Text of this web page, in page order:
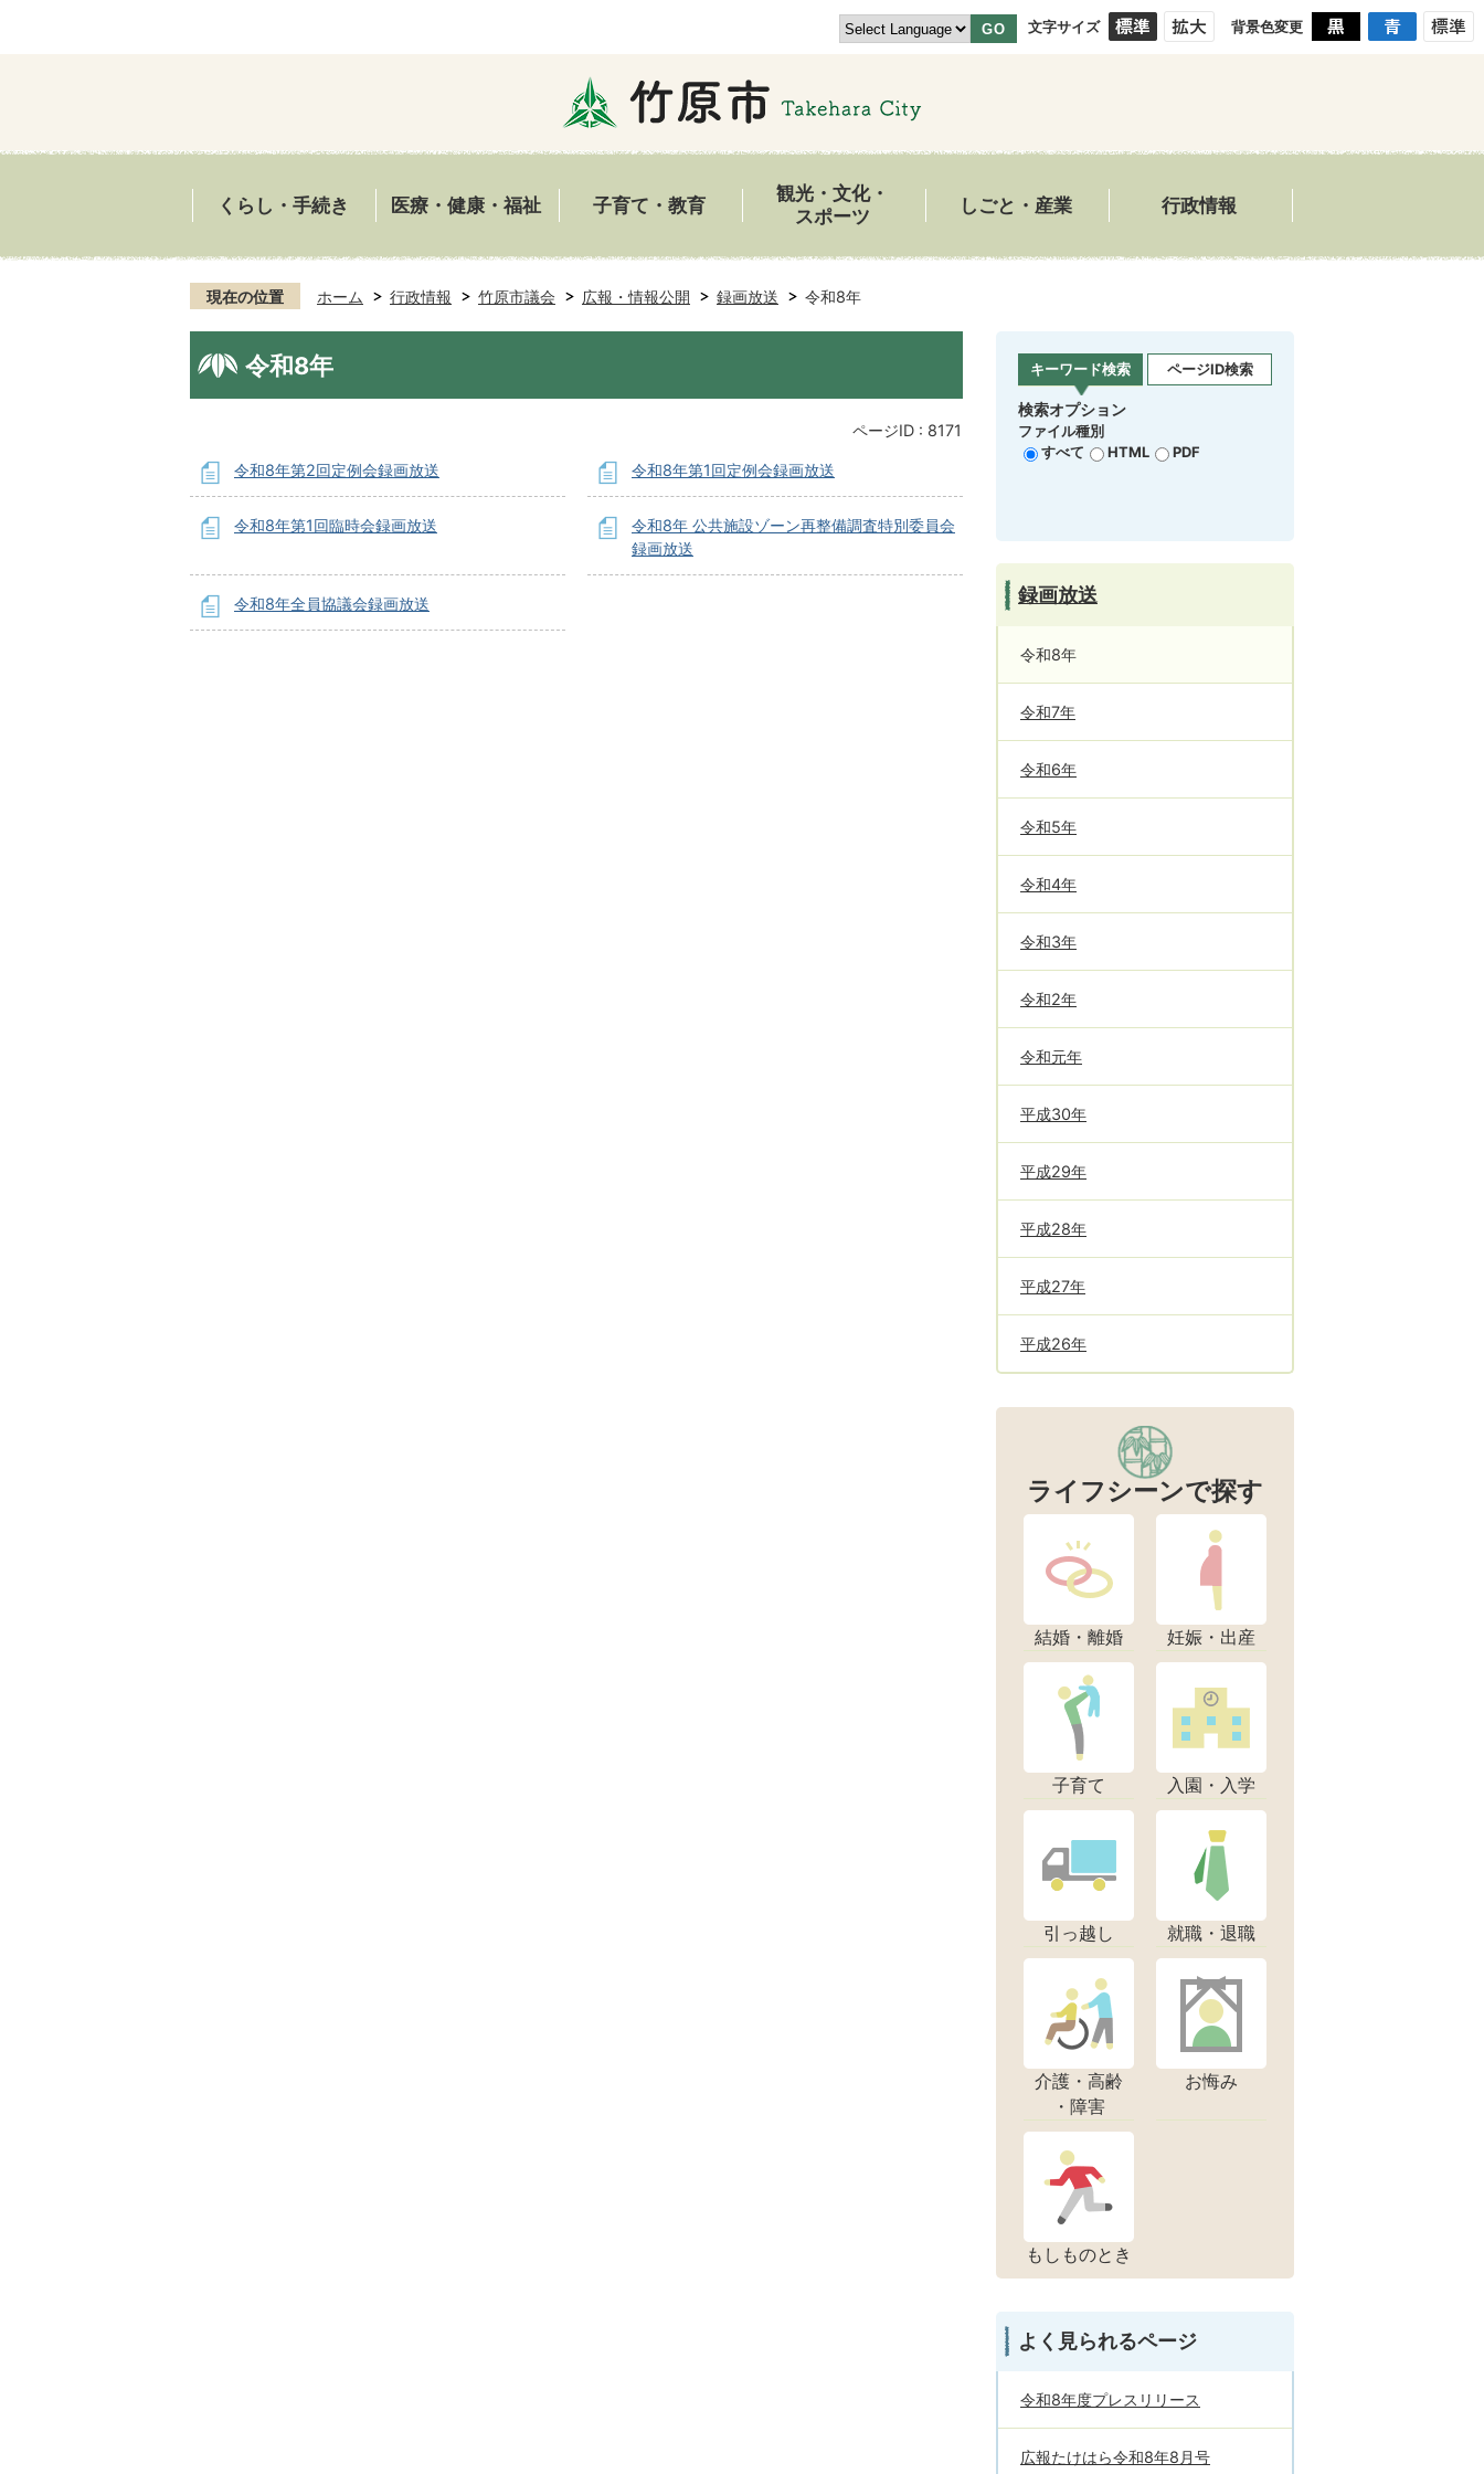
GO 文字サイズ 背景色変更
くらし・手続き 医療・健康・福祉 子育て・教育
観光・文化・
スポーツ
しごと・産業 行政情報
現在の位置 ホーム 行政情報 竹原市議会 広報・情報公開 録画放送 令和8年
令和8年
ページID : 8171
令和8年第2回定例会録画放送 令和8年第1回定例会録画放送
令和8年第1回臨時会録画放送
令和8年 公共施設ゾーン再整備調査特別委員会
録画放送
令和8年全員協議会録画放送
キーワード検索 ページID検索
検索オプション
ファイル種別
すべて
HTML PDF
録画放送
令和8年
令和7年
令和6年
令和5年
令和4年
令和3年
令和2年
令和元年
平成30年
平成29年
平成28年
平成27年
平成26年
ライフシーンで探す
結婚・離婚 妊娠・出産
子育て 入園・入学
引っ越し 就職・退職
介護・高齢
・障害
お悔み
もしものとき
よく見られるページ
令和8年度プレスリリース
広報たけはら令和8年8月号